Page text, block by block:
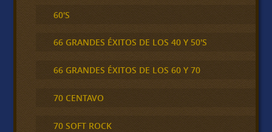
60'S
66 GRANDES ÉXITOS DE LOS 40 Y 50'S
66 GRANDES ÉXITOS DE LOS 60 Y 70
70 CENTAVO
70 SOFT ROCK